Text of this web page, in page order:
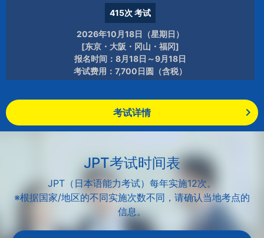
415次 考试
2026年10月18日（星期日）
[东京・大阪・冈山・福冈]
报名时间：8月18日～9月18日
考试费用：7,700日圆（含税）
考试详情
JPT考试时间表
JPT（日本语能力考试）每年实施12次。
※根据国家/地区的不同实施次数不同，请确认当地考点的
信息。